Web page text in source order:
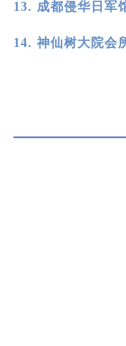
13. 成都侵华日军
14. 神仙树大院会